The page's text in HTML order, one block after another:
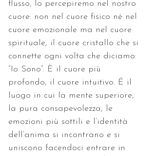
flusso, lo percepiremo nel nostro
cuore: non nel cuore fisico né nel
cuore emozionale ma nel cuore
spirituale, il cuore cristallo che si
connette ogni volta che diciamo:
“Io Sono”. È il cuore più
profondo, il cuore intuitivo. É il
luogo in cui la mente superiore,
la pura consapevolezza, le
emozioni più sottili e l’identità
dell’anima si incontrano e si
uniscono facendoci entrare in